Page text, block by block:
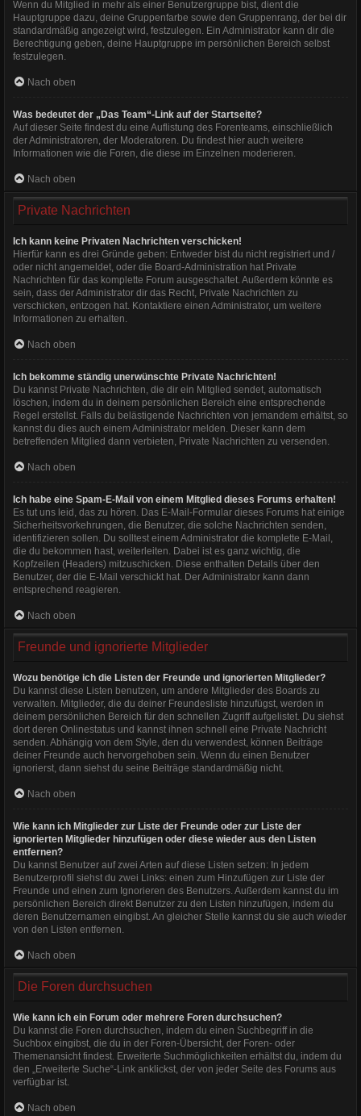
Wenn du Mitglied in mehr als einer Benutzergruppe bist, dient die
Hauptgruppe dazu, deine Gruppenfarbe sowie den Gruppenrang, der bei dir
standardmäßig angezeigt wird, festzulegen. Ein Administrator kann dir die
Berechtigung geben, deine Hauptgruppe im persönlichen Bereich selbst
festzulegen.
Nach oben
Was bedeutet der „Das Team“-Link auf der Startseite?
Auf dieser Seite findest du eine Auflistung des Forenteams, einschließlich
der Administratoren, der Moderatoren. Du findest hier auch weitere
Informationen wie die Foren, die diese im Einzelnen moderieren.
Nach oben
Private Nachrichten
Ich kann keine Privaten Nachrichten verschicken!
Hierfür kann es drei Gründe geben: Entweder bist du nicht registriert und /
oder nicht angemeldet, oder die Board-Administration hat Private
Nachrichten für das komplette Forum ausgeschaltet. Außerdem könnte es
sein, dass der Administrator dir das Recht, Private Nachrichten zu
verschicken, entzogen hat. Kontaktiere einen Administrator, um weitere
Informationen zu erhalten.
Nach oben
Ich bekomme ständig unerwünschte Private Nachrichten!
Du kannst Private Nachrichten, die dir ein Mitglied sendet, automatisch
löschen, indem du in deinem persönlichen Bereich eine entsprechende
Regel erstellst. Falls du belästigende Nachrichten von jemandem erhältst, so
kannst du dies auch einem Administrator melden. Dieser kann dem
betreffenden Mitglied dann verbieten, Private Nachrichten zu versenden.
Nach oben
Ich habe eine Spam-E-Mail von einem Mitglied dieses Forums erhalten!
Es tut uns leid, das zu hören. Das E-Mail-Formular dieses Forums hat einige
Sicherheitsvorkehrungen, die Benutzer, die solche Nachrichten senden,
identifizieren sollen. Du solltest einem Administrator die komplette E-Mail,
die du bekommen hast, weiterleiten. Dabei ist es ganz wichtig, die
Kopfzeilen (Headers) mitzuschicken. Diese enthalten Details über den
Benutzer, der die E-Mail verschickt hat. Der Administrator kann dann
entsprechend reagieren.
Nach oben
Freunde und ignorierte Mitglieder
Wozu benötige ich die Listen der Freunde und ignorierten Mitglieder?
Du kannst diese Listen benutzen, um andere Mitglieder des Boards zu
verwalten. Mitglieder, die du deiner Freundesliste hinzufügst, werden in
deinem persönlichen Bereich für den schnellen Zugriff aufgelistet. Du siehst
dort deren Onlinestatus und kannst ihnen schnell eine Private Nachricht
senden. Abhängig von dem Style, den du verwendest, können Beiträge
deiner Freunde auch hervorgehoben sein. Wenn du einen Benutzer
ignorierst, dann siehst du seine Beiträge standardmäßig nicht.
Nach oben
Wie kann ich Mitglieder zur Liste der Freunde oder zur Liste der
ignorierten Mitglieder hinzufügen oder diese wieder aus den Listen
entfernen?
Du kannst Benutzer auf zwei Arten auf diese Listen setzen: In jedem
Benutzerprofil siehst du zwei Links: einen zum Hinzufügen zur Liste der
Freunde und einen zum Ignorieren des Benutzers. Außerdem kannst du im
persönlichen Bereich direkt Benutzer zu den Listen hinzufügen, indem du
deren Benutzernamen eingibst. An gleicher Stelle kannst du sie auch wieder
von den Listen entfernen.
Nach oben
Die Foren durchsuchen
Wie kann ich ein Forum oder mehrere Foren durchsuchen?
Du kannst die Foren durchsuchen, indem du einen Suchbegriff in die
Suchbox eingibst, die du in der Foren-Übersicht, der Foren- oder
Themenansicht findest. Erweiterte Suchmöglichkeiten erhältst du, indem du
den „Erweiterte Suche“-Link anklickst, der von jeder Seite des Forums aus
verfügbar ist.
Nach oben